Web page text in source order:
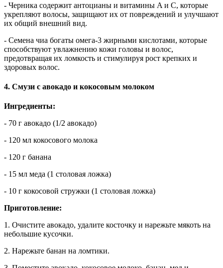
- Черника содержит антоцианы и витамины A и C, которые
укрепляют волосы, защищают их от повреждений и улучшают
их общий внешний вид.
- Семена чиа богаты омега-3 жирными кислотами, которые
способствуют увлажнению кожи головы и волос,
предотвращая их ломкость и стимулируя рост крепких и
здоровых волос.
4. Смузи с авокадо и кокосовым молоком
Ингредиенты:
- 70 г авокадо (1/2 авокадо)
- 120 мл кокосового молока
- 120 г банана
- 15 мл меда (1 столовая ложка)
- 10 г кокосовой стружки (1 столовая ложка)
Приготовление:
1. Очистите авокадо, удалите косточку и нарежьте мякоть на
небольшие кусочки.
2. Нарежьте банан на ломтики.